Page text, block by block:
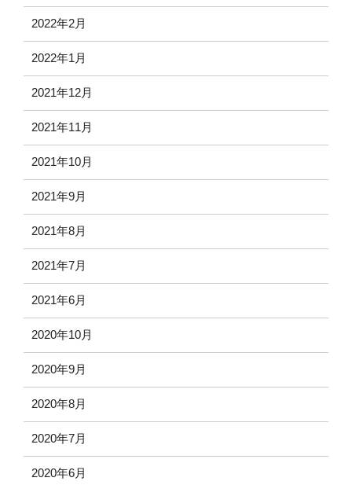
2022年2月
2022年1月
2021年12月
2021年11月
2021年10月
2021年9月
2021年8月
2021年7月
2021年6月
2020年10月
2020年9月
2020年8月
2020年7月
2020年6月